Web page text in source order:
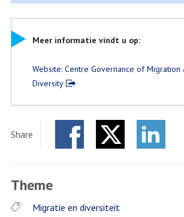
Meer informatie vindt u op:
Website: Centre Governance of Migration
Diversity
Share
Theme
Migratie en diversiteit